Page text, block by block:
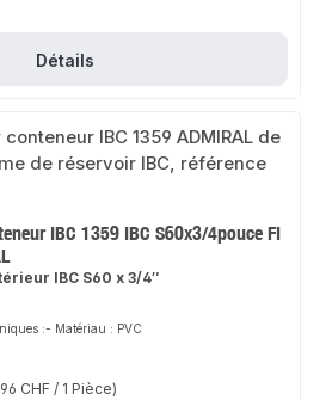
Détails
IBC 1359 IBC S60x3/4pouce FI
IBC S60 x 3/4″
:- Matériau : PVC
CHF / 1 Pièce)